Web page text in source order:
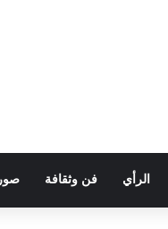
الرأي فن وثقافة